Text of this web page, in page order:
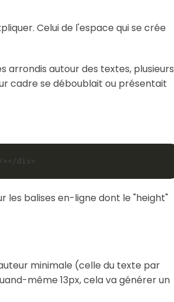
Celui de l'espace qui se crée
arrondis autour des textes, plusieurs
cadre se déboublait ou présentait
les balises en-ligne dont le "height"
minimale (celle du texte par
même 13px, cela va générer un